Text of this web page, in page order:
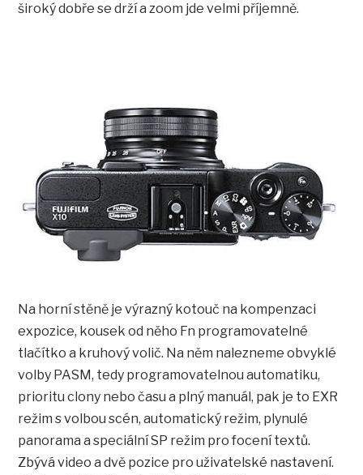
široký dobře se drží a zoom jde velmi příjemně.
Na horní stěně je výrazný kotouč na kompenzaci
expozice, kousek od něho Fn programovatelné
tlačítko a kruhový volič. Na něm nalezneme obvyklé
volby PASM, tedy programovatelnou automatiku,
prioritu clony nebo času a plný manuál, pak je to EXR
režim s volbou scén, automatický režim, plynulé
panorama a speciální SP režim pro focení textů.
Zbývá video a dvě pozice pro uživatelské nastavení.